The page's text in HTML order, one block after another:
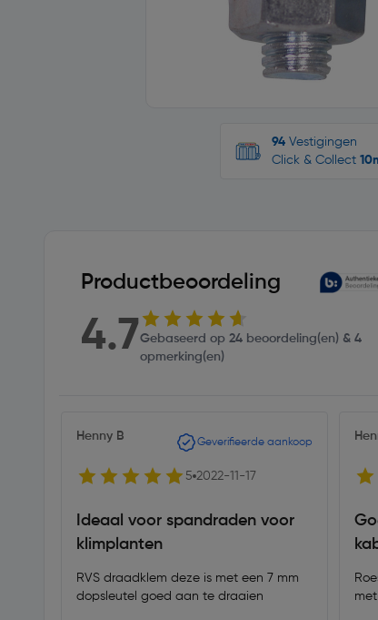
94 Vestigingen
Click & Collect
Productbeoordeling
4.7Gebaseerd op 24 beoordeling(en) & 4
opmerking(en)
Henny B Geverifieerde aankoop
5 2022-11-17
Ideaal voor spandraden voor
klimplanten
RVS draadklem deze is met een 7 mm
dopsleutel goed aan te draaien